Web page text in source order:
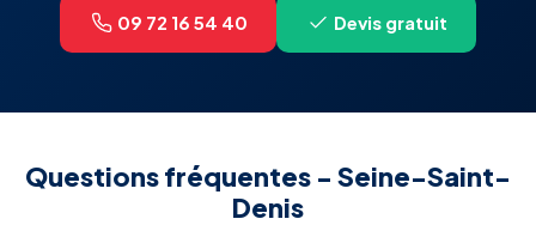
09 72 16 54 40 Devis gratuit
Questions fréquentes - Seine-Saint-
Denis